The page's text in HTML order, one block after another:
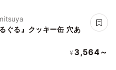
ぐる』クッキー缶 穴あ
¥ 3,564～